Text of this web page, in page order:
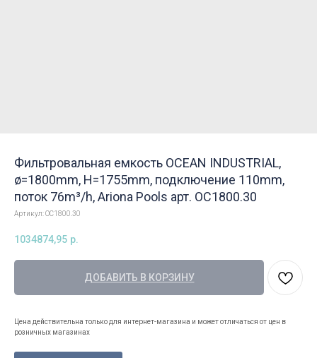
Фильтровальная емкость OCEAN INDUSTRIAL,
ø=1800mm, H=1755mm, подключение 110mm,
поток 76m³/h, Ariona Pools арт. OC1800.30
Артикул:OC1800.30
1034874,95 р.
ДОБАВИТЬ В КОРЗИНУ
Цена действительна только для интернет-магазина и может отличаться от цен в
розничных магазинах